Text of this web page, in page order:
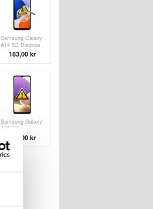
Samsung Galaxy
A14 5G Diagnos
183,00 kr
Samsung Galaxy
A32 5G
Batteribyte
683,00 kr